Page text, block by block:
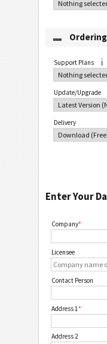
Support Plans
Update/Upgrade
Delivery
Enter Your
Company*
Licensee
Contact Person
Address 1 *
Address 2